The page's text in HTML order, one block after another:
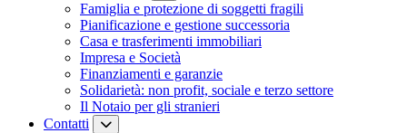
Famiglia e protezione di soggetti fragili
Pianificazione e gestione successoria
Casa e trasferimenti immobiliari
Impresa e Società
Finanziamenti e garanzie
Solidarietà: non profit, sociale e terzo settore
Il Notaio per gli stranieri
Contatti